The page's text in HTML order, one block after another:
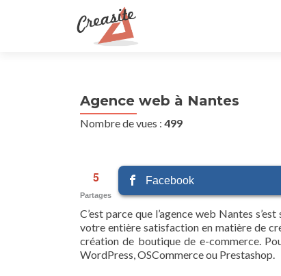
Agence web à Nantes
Nombre de vues : 499
5
Partages
Facebook
C’est parce que l’agence web Nantes
votre entière satisfaction en matière de
création de boutique de e-commerce.
WordPress, OSCommerce ou Prestashop.